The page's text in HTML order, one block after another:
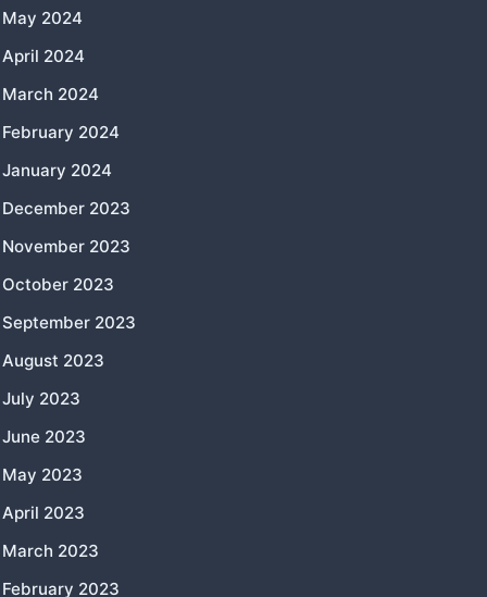
May 2024
April 2024
March 2024
February 2024
January 2024
December 2023
November 2023
October 2023
September 2023
August 2023
July 2023
June 2023
May 2023
April 2023
March 2023
February 2023